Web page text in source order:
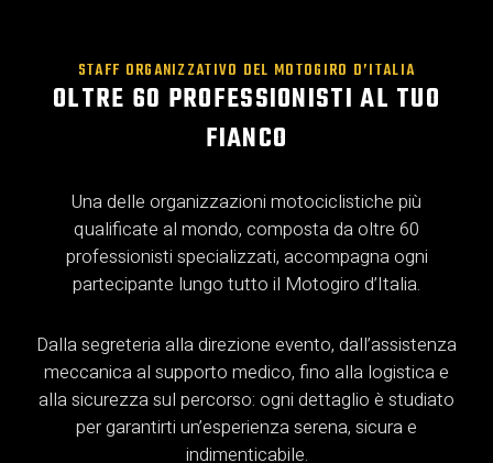
STAFF ORGANIZZATIVO DEL MOTOGIRO D’ITALIA
OLTRE 60 PROFESSIONISTI AL TUO
FIANCO
Una delle organizzazioni motociclistiche più
qualificate al mondo, composta da oltre 60
professionisti specializzati, accompagna ogni
partecipante lungo tutto il Motogiro d’Italia.
Dalla segreteria alla direzione evento, dall’assistenza
meccanica al supporto medico, fino alla logistica e
alla sicurezza sul percorso: ogni dettaglio è studiato
per garantirti un’esperienza serena, sicura e
indimenticabile.